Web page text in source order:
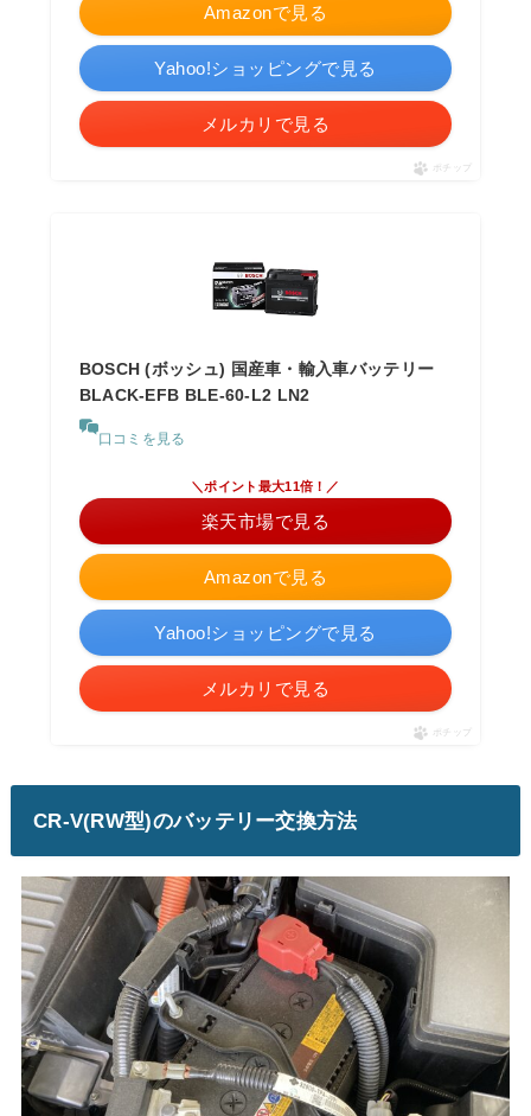
Amazonで見る
Yahoo!ショッピングで見る
メルカリで見る
ポチップ
BOSCH (ボッシュ) 国産車・輸入車バッテリー
BLACK-EFB BLE-60-L2 LN2
口コミを見る
Amazonで見る
＼ポイント最大11倍！／
楽天市場で見る
Yahoo!ショッピングで見る
メルカリで見る
ポチップ
CR-V(RW型)のバッテリー交換方法